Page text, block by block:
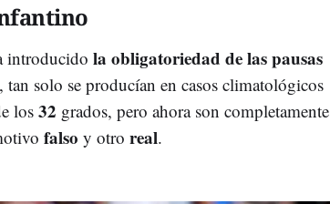
introducido la obligatoriedad de las pausas
tan solo se producían en casos climatológicos
los 32 grados, pero ahora son completamente
falso y otro real.